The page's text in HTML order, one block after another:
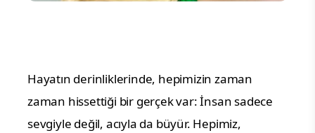
Hayatın derinliklerinde, hepimizin zaman
zaman hissettiği bir gerçek var: İnsan sadece
sevgiyle değil, acıyla da büyür. Hepimiz,